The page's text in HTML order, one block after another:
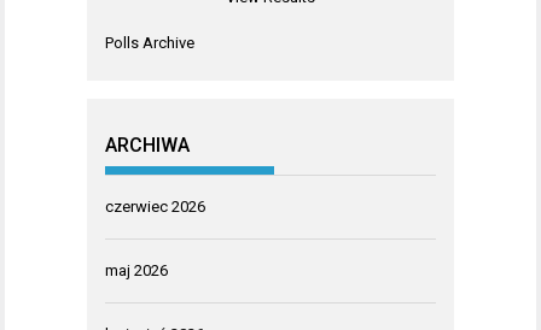
Polls Archive
ARCHIWA
czerwiec 2026
maj 2026